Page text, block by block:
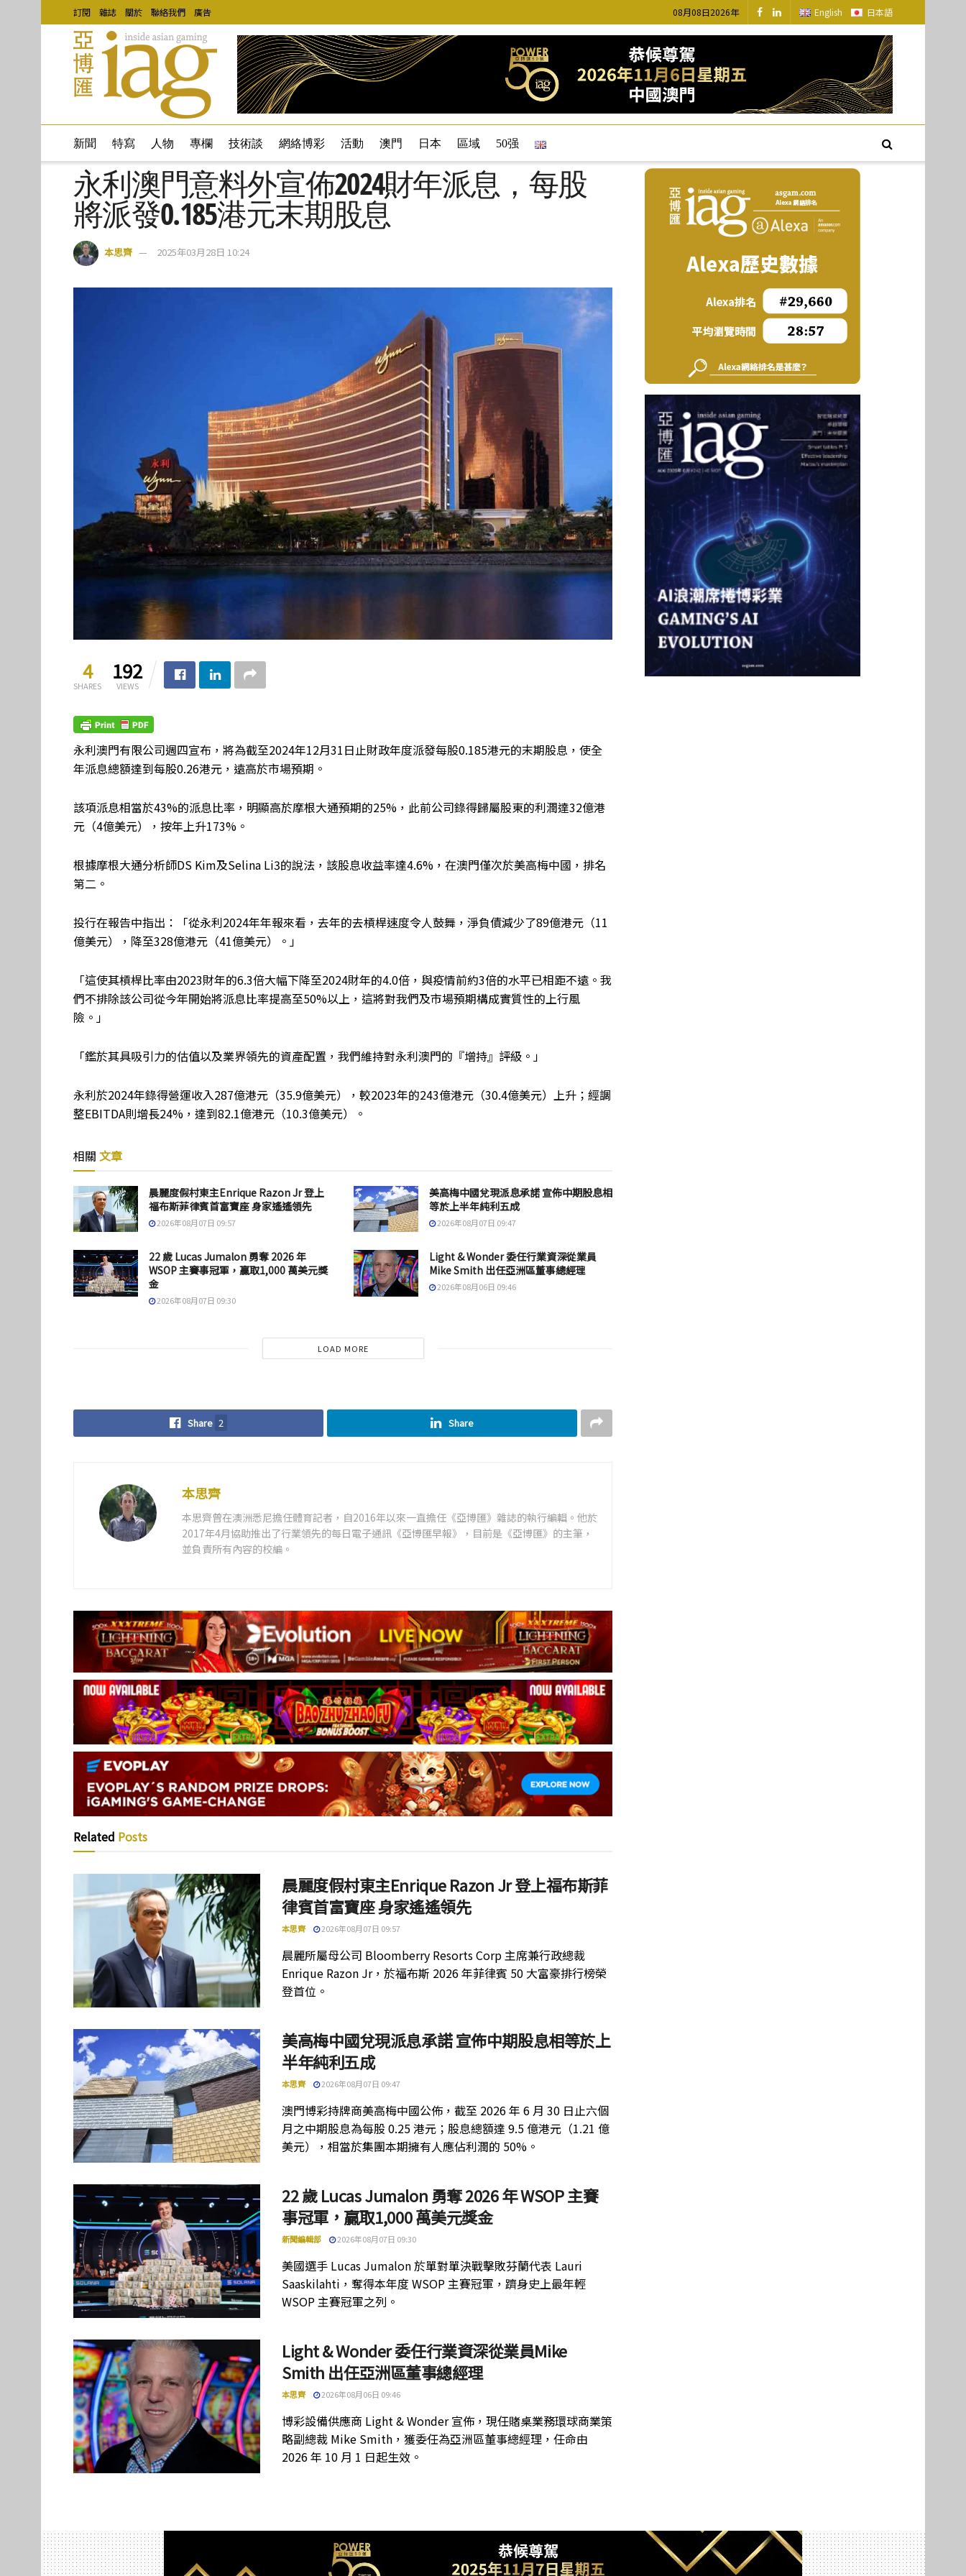
訂閱 雜誌 關於 聯絡我們 廣告 08月08日2026年 English 日本語
新聞 特寫 人物 專欄 技術談 網絡博彩 活動 澳門 日本 區域 50强
永利澳門意料外宣佈2024財年派息，每股
將派發0.185港元末期股息
本思齊 2025年03月28日 10:24
4
SHARES
192
VIEWS
永利澳門有限公司週四宣布，將為截至2024年12月31日止財政年度派發每股0.185港元的末期股息，使全
年派息總額達到每股0.26港元，遠高於市場預期。
該項派息相當於43%的派息比率，明顯高於摩根大通預期的25%，此前公司錄得歸屬股東的利潤達32億港
元（4億美元），按年上升173%。
根據摩根大通分析師DS Kim及Selina Li3的說法，該股息收益率達4.6%，在澳門僅次於美高梅中國，排名
第二。
投行在報告中指出：「從永利2024年年報來看，去年的去槓桿速度令人鼓舞，淨負債減少了89億港元（11
億美元），降至328億港元（41億美元）。」
「這使其槓桿比率由2023財年的6.3倍大幅下降至2024財年的4.0倍，與疫情前約3倍的水平已相距不遠。我
們不排除該公司從今年開始將派息比率提高至50%以上，這將對我們及市場預期構成實質性的上行風
險。」
「鑑於其具吸引力的估值以及業界領先的資產配置，我們維持對永利澳門的『增持』評級。」
永利於2024年錄得營運收入287億港元（35.9億美元），較2023年的243億港元（30.4億美元）上升；經調
整EBITDA則增長24%，達到82.1億港元（10.3億美元）。
相關 文章
晨麗度假村東主Enrique Razon Jr 登上
福布斯菲律賓首富寶座 身家遙遙領先
2026年08月07日 09:57
美高梅中國兌現派息承諾 宣佈中期股息相
等於上半年純利五成
2026年08月07日 09:47
22 歲 Lucas Jumalon 勇奪 2026 年
WSOP 主賽事冠軍，贏取1,000 萬美元獎
金
2026年08月07日 09:30
Light & Wonder 委任行業資深從業員
Mike Smith 出任亞洲區董事總經理
2026年08月06日 09:46
LOAD MORE
Share 2 Share
本思齊
本思齊曾在澳洲悉尼擔任體育記者，自2016年以來一直擔任《亞博匯》雜誌的執行編輯。他於
2017年4月協助推出了行業領先的每日電子通訊《亞博匯早報》，目前是《亞博匯》的主筆，
並負責所有內容的校編。
Related Posts
晨麗度假村東主Enrique Razon Jr 登上福布斯菲
律賓首富寶座 身家遙遙領先
本思齊 2026年08月07日 09:57
晨麗所屬母公司 Bloomberry Resorts Corp 主席兼行政總裁
Enrique Razon Jr，於福布斯 2026 年菲律賓 50 大富豪排行榜榮
登首位。
美高梅中國兌現派息承諾 宣佈中期股息相等於上
半年純利五成
本思齊 2026年08月07日 09:47
澳門博彩持牌商美高梅中國公佈，截至 2026 年 6 月 30 日止六個
月之中期股息為每股 0.25 港元；股息總額達 9.5 億港元（1.21 億
美元），相當於集團本期擁有人應佔利潤的 50%。
22 歲 Lucas Jumalon 勇奪 2026 年 WSOP 主賽
事冠軍，贏取1,000 萬美元獎金
新聞編輯部 2026年08月07日 09:30
美國選手 Lucas Jumalon 於單對單決戰擊敗芬蘭代表 Lauri
Saaskilahti，奪得本年度 WSOP 主賽冠軍，躋身史上最年輕
WSOP 主賽冠軍之列。
Light & Wonder 委任行業資深從業員Mike
Smith 出任亞洲區董事總經理
本思齊 2026年08月06日 09:46
博彩設備供應商 Light & Wonder 宣佈，現任賭桌業務環球商業策
略副總裁 Mike Smith，獲委任為亞洲區董事總經理，任命由
2026 年 10 月 1 日起生效。